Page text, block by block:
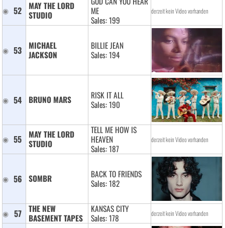
52
MAY THE LORD
STUDIO
ME
Sales: 199
derzeit kein Video vorhanden
53
MICHAEL
JACKSON
BILLIE JEAN
Sales: 194
54 BRUNO MARS
RISK IT ALL
Sales: 190
55
MAY THE LORD
STUDIO
TELL ME HOW IS
HEAVEN
Sales: 187
derzeit kein Video vorhanden
56 SOMBR
BACK TO FRIENDS
Sales: 182
57
THE NEW
BASEMENT TAPES
KANSAS CITY
Sales: 178
derzeit kein Video vorhanden